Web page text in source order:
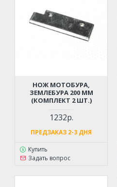
НОЖ МОТОБУРА,
ЗЕМЛЕБУРА 200 ММ
(КОМПЛЕКТ 2 ШТ.)
1232р.
ПРЕДЗАКАЗ 2-3 ДНЯ
Купить
Задать вопрос